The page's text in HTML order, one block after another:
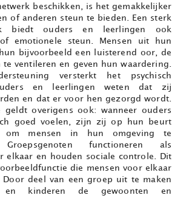
beschikken, is het gemakkelijker
of anderen steun te bieden. Een sterk
biedt ouders en leerlingen ook
of emotionele steun. Mensen uit hun
bijvoorbeeld een luisterend oor, de
ventileren en geven hun waardering.
versterkt het psychisch
en leerlingen weten dat zij
en dat er voor hen gezorgd wordt.
geldt overigens ook: wanneer ouders
goed voelen, zijn zij op hun beurt
mensen in hun omgeving te
Groepsgenoten functioneren als
elkaar en houden sociale controle. Dit
die mensen voor elkaar
Door deel van een groep uit te maken
en kinderen de gewoonten en